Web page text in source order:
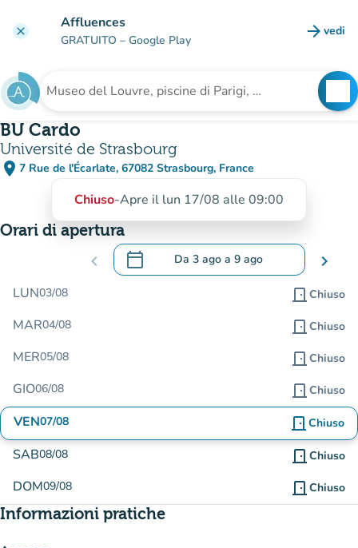
clear Affluences
GRATUITO – Google Play arrow_forward vedi
Cerca una struttura
BU Cardo
Université de Strasbourg
place 7 Rue de l'Écarlate, 67082 Strasbourg, France
(apri in Google Maps)
(nuova scheda)
Chiuso-Apre il lun 17/08 alle 09:00
Orari di apertura
chevron_left calendar_today Da 3 ago a 9 ago
.Aprire il calendario per modificare le
chevron_right
LUN03/08 door_front Chiuso
MAR04/08 door_front Chiuso
MER05/08 door_front Chiuso
GIO06/08 door_front Chiuso
VEN07/08 door_front Chiuso
SAB08/08 door_front Chiuso
DOM09/08 door_front Chiuso
Informazioni pratiche